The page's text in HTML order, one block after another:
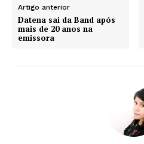
Artigo anterior
Datena sai da Band após
mais de 20 anos na
emissora